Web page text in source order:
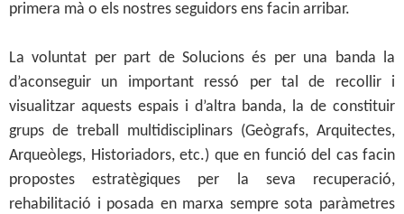
primera mà o els nostres seguidors ens facin arribar.
La voluntat per part de Solucions és per una banda la
d’aconseguir un important ressó per tal de recollir i
visualitzar aquests espais i d’altra banda, la de constituir
grups de treball multidisciplinars (Geògrafs, Arquitectes,
Arqueòlegs, Historiadors, etc.) que en funció del cas facin
propostes estratègiques per la seva recuperació,
rehabilitació i posada en marxa sempre sota paràmetres